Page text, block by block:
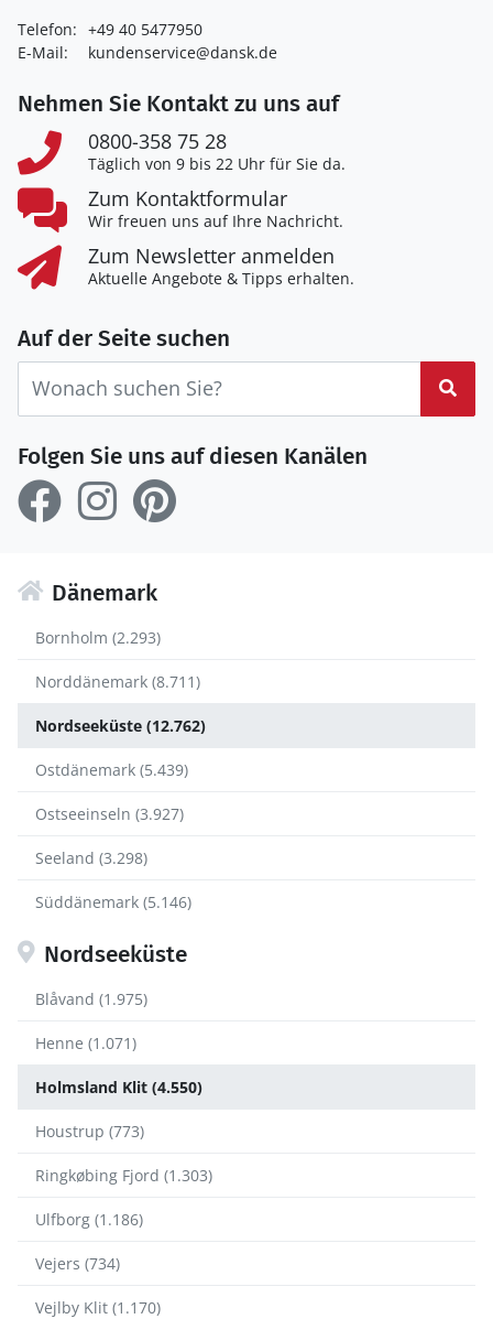
Telefon: +49 40 5477950
E-Mail:
kundenservice@dansk.de
Nehmen Sie Kontakt zu uns auf
0800-358 75 28
Täglich von 9 bis 22 Uhr für Sie da.
Zum Kontaktformular
Wir freuen uns auf Ihre Nachricht.
Zum Newsletter anmelden
Aktuelle Angebote & Tipps erhalten.
Auf der Seite suchen
Folgen Sie uns auf diesen Kanälen
Dänemark
Bornholm (2.293)
Norddänemark (8.711)
Nordseeküste (12.762)
Ostdänemark (5.439)
Ostseeinseln (3.927)
Seeland (3.298)
Süddänemark (5.146)
Nordseeküste
Blåvand (1.975)
Henne (1.071)
Holmsland Klit (4.550)
Houstrup (773)
Ringkøbing Fjord (1.303)
Ulfborg (1.186)
Vejers (734)
Vejlby Klit (1.170)